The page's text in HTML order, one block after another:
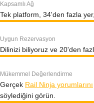
Kapsamlı Ağ
Tek platform, 34'den fazla
Uygun Rezervasyon
Dilinizi biliyoruz ve 20'den
Mükemmel Değerlendirme
Gerçek Rail Ninja yorumlarını
söylediğini görün.